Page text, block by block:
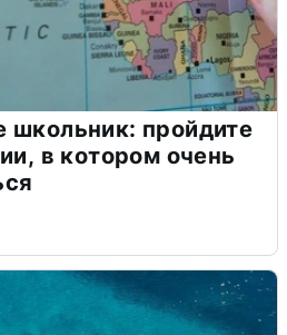
школьник: пройдите
в котором очень